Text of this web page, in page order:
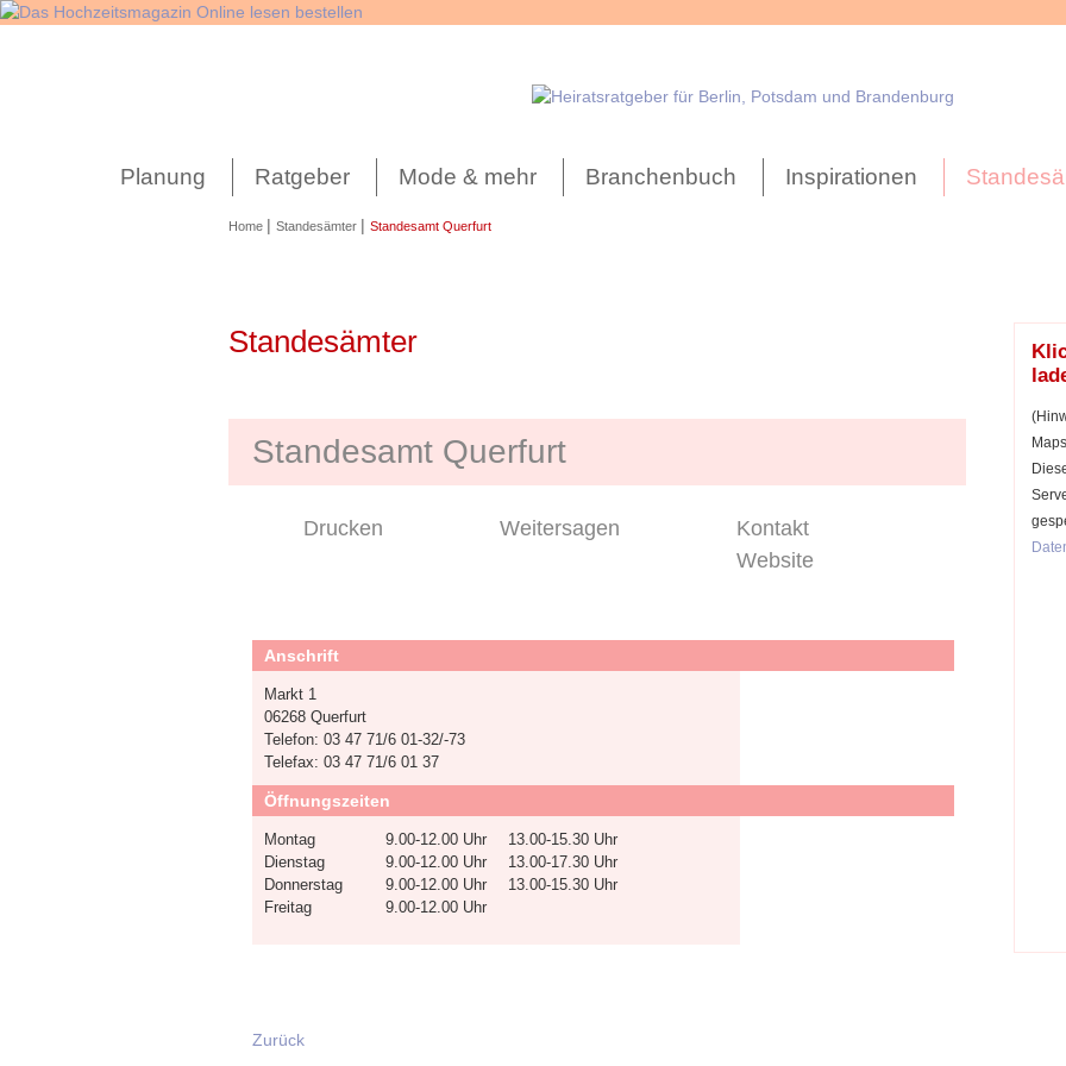
Planung Ratgeber Mode & mehr Branchenbuch Inspirationen
Home | Standesämter | Standesamt Querfurt
Standesämter
Standesamt Querfurt
Drucken Weitersagen
Kontakt
Website
Anschrift
Markt 1
06268 Querfurt
Telefon: 03 47 71/6 01-32/-73
Telefax: 03 47 71/6 01 37
Öffnungszeiten
Montag 9.00-12.00 Uhr
13.00-15.30 Uhr
Dienstag
9.00-12.00 Uhr
13.00-17.30 Uhr
Donnerstag
9.00-12.00 Uhr
13.00-15.30 Uhr
Freitag
9.00-12.00 Uhr
Zurück